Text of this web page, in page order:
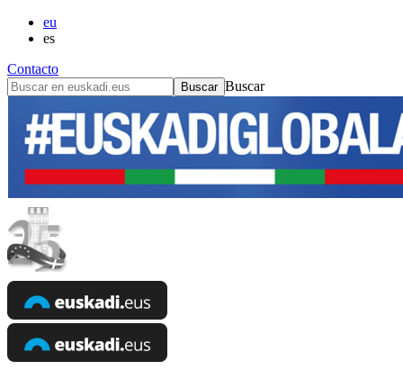
eu
es
Contacto
Buscar